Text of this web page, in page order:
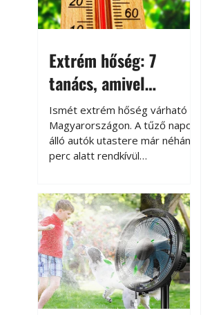
Extrém hőség: 7
tanács, amivel
megóvhatjuk
autónkat a nyári
károktól
Ismét extrém hőség várható
Magyarországon. A tűző napon
álló autók utastere már néhány
perc alatt rendkívül
megközelítheti. Ez nemcsak a
beszállást teszi kellemetlenné,
hanem az autó állapotára és a
benne hagyott tárgyakra is
káros hatással lehet. Néhány
egyszerű óvintézkedéssel
azonban jelentősen
csökkenthetjük a hőség káros